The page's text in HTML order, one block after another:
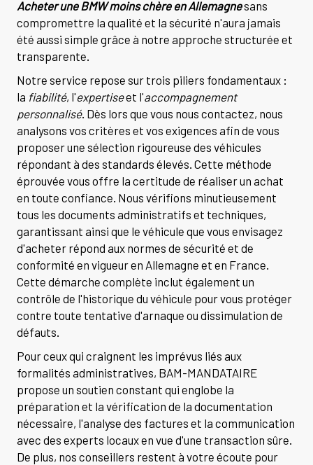
Acheter une BMW moins chère en Allemagnesans
compromettre la qualité et la sécurité n'aura jamais
été aussi simple grâce à notre approche structurée et
transparente.
Notre service repose sur trois piliers fondamentaux :
la fiabilité, l'expertiseet l'accompagnement
personnalisé. Dès lors que vous nous contactez, nous
analysons vos critères et vos exigences afin de vous
proposer une sélection rigoureuse des véhicules
répondant à des standards élevés. Cette méthode
éprouvée vous offre la certitude de réaliser un achat
en toute confiance. Nous vérifions minutieusement
tous les documents administratifs et techniques,
garantissant ainsi que le véhicule que vous envisagez
d'acheter répond aux normes de sécurité et de
conformité en vigueur en Allemagne et en France.
Cette démarche complète inclut également un
contrôle de l'historique du véhicule pour vous protéger
contre toute tentative d'arnaque ou dissimulation de
défauts.
Pour ceux qui craignent les imprévus liés aux
formalités administratives, BAM-MANDATAIRE
propose un soutien constant qui englobe la
préparation et la vérification de la documentation
nécessaire, l'analyse des factures et la communication
avec des experts locaux en vue d'une transaction sûre.
De plus, nos conseillers restent à votre écoute pour